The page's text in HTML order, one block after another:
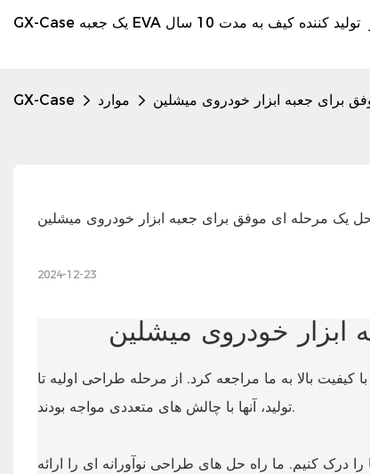
GX-Case موارد برای جعبه ابزار خودروی میشلین
یک مرحله ای موفق برای جعبه ابزار خودروی میشلین
2024-12-23
خودروی میشلین
بالا به ما مراجعه کرد. از مرحله طراحی اولیه تا
تولید، آنها با چالش های متعددی مواجه بودند.
درک کنیم. ما راه حل های طراحی نوآورانه ای را ارائه